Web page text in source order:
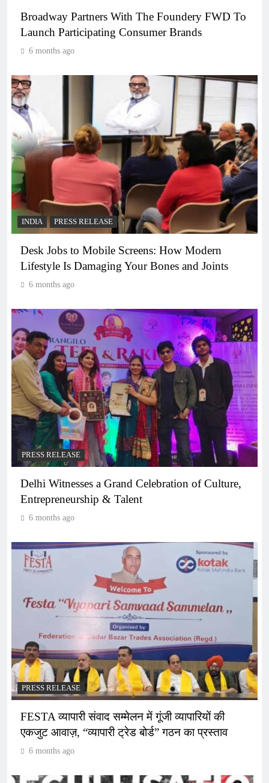
Broadway Partners With The Foundery FWD To
Launch Participating Consumer Brands
6 months ago
INDIA PRESS RELEASE
Desk Jobs to Mobile Screens: How Modern
Lifestyle Is Damaging Your Bones and Joints
6 months ago
PRESS RELEASE
Delhi Witnesses a Grand Celebration of Culture,
Entrepreneurship & Talent
6 months ago
PRESS RELEASE
FESTA व्यापारी संवाद सम्मेलन में गूंजी व्यापारियों की
एकजुट आवाज़, “व्यापारी ट्रेड बोर्ड” गठन का प्रस्ताव
6 months ago